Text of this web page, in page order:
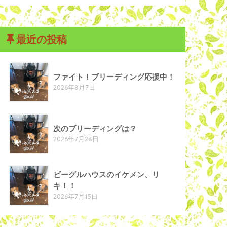
最近の投稿
ファイト！ブリーディング応援中！
2026年8月7日
次のブリーディングは？
2026年7月28日
ビーグルハウスのイケメン、リ
キ！！
2026年7月15日